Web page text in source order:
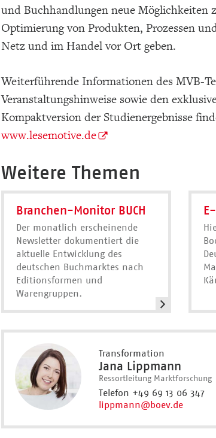
und Buchhandlungen neue Möglichkeiten
Optimierung von Produkten, Prozessen
Netz und im Handel vor Ort geben.
Weiterführende Informationen des MVB-
Veranstaltungshinweise sowie den
Kompaktversion der Studienergebnisse
www.lesemotive.de
Weitere Themen
Branchen-Monitor BUCH
Der monatlich erscheinende
Newsletter dokumentiert die
aktuelle Entwicklung des
deutschen Buchmarktes nach
Editionsformen und
Warengruppen.
Transformation
Jana Lippmann
Ressortleitung Marktforschung
Telefon +49 69 13 06 347
lippmann@boev.de